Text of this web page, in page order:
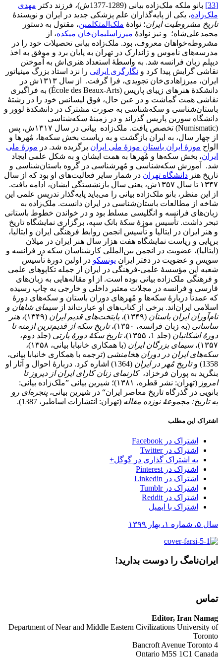
[33] بانو ملکه ملک‌زاده بیانی (1289-1377ش)، فرزند دکتر
مهدی
ملک‌زاده، یکی از پایه‌گذاران علم پزشکی جدید در ایران و نویسندۀ
تاریخ مشروطیت ایران؛ نوادۀ ملک‌المتکلمین، مقتول به دستور
محمدعلی‌شاه؛ و نیز نوادۀ میرزاسلیمان‌خان میکده، از
مشروطه‌خواهان معروف، بود. ملک‌زاده بیانی تحصیلات خود را در
مدرسه‌های ناموس و ژاندارک در تهران به پایان برد و موفق به اخذ
دیپلم زبان فرانسه شد. به واسطۀ استعداد هنری‌اش به آموختن
نقاشی گرایش پیدا کرد و نگارگری ایرانی را نزد استاد بزرگ مینیاتور
ایران، میرزاهادی‌خان تجویدی، فرا گرفت. از سال ۱۳۱۳ش در
دانشکدۀ هنرهای زیبای پاریس (École des Beaux-Arts) به فراگیری
نقاشی همت گماشت و در عین حال، فوق لیسانس خود را در رشتۀ
باستان‌شناسی و سکه‌شناسی به صورت مشترک در دانشکدۀ لوور و
دانشگاه سوربن پاریس گذراند و در زمینۀ سکه‌شناسی
(Numismatic) تخصص یافت. ملک‌زاده بیانی در سال ۱۳۱۷ش، پس
از چهار سال، به ایران بازگشت و به ریاست بخش سکه‌ها، مُهرها و
الواح موزۀ ایران باستانِ موزۀ ملی ایران برگزیده شد. در موزۀ ملی
ایران، بخش سکه‌ها و مُهرها به همت ایشان و به شکل علمی ایجاد
شد. آموزش سکه‌شناسی و مُهرشناسی در گروه باستان‌شناسی و
تاریخ هنر دانشگاه تهران در شمار سایر فعالیت‌های او بود که از سال
۱۳۴۷ تا سال ۱۳۵۷ش، یعنی سال بازنشستگی ایشان، ادامه یافت.
از این منظر، بانو ملک‌زاده بیانی را می‌باید پایه‌گذار تدریس علمی این
شاخه از مطالعات باستان‌شناسی در ایران دانست. ملک‌زاده به
زبان‌های فرانسه و انگلیسی مسلط بود و در خواندن خطوط باستانى
تبحر داشت. تأسیس موزۀ سکۀ بانک سپه، برگزاری نمایشگاه تاریخ
و هنر ایران در ایتالیا و تأسیس انجمن روابط فرهنگی ایران و ایتالیا،
برپایی و ریاست نمایشگاه هفت هزار سال هنر ایران در میلان
(ایتالیا)، عضویت در انجمن بین‌المللی کارشناسان سکه در فرانسه و
سویس و عضویت در دفتر ایران یونسکو در اولین دورۀ تأسیس
شعبه این مؤسسۀ علمی-فرهنگی در ایران از جمله تکاپوهای علمی
و فرهنگی ملک‌زاده بیانی بوده است. از او مقاله‌هایی به زبان‌های
فارسی و فرانسه در مجلات معتبر داخلی و خارجی به چاپ رسیده
که عمدتاً دربارۀ سکه‌ها و مُهرهای دوران باستان و سکه‌های دورۀ
اسلامی ایران‌اند. برخی از کتاب‌های او عبارت‌اند ازسیمای شاهان و
نامآوران ایران باستان (۱۳۴۹)، پایتخت‌های قدیم ایران (۱۳۴۹)،
هنر
ساسانی (به زبان فرانسه، ۱۳۵۰)،
تاریخ سکه از قدیم‌ترین ازمنه تا
دورۀ اشکانیان (جلد 1، ۱۳۵۵)، تاریخ سکۀ دورۀ پارتی (جلد دوم،
۱۳۵۷)،
سیمای بزرگان ایران (با همکاری خانبابا بیانی، ۱۳۵۸)،
سکه‌های ایران در دوران هخامنشی (ترجمه با همکاری خانبابا بیانی،
1358) و
تاریخ مُهر در ایران
(۱364) اشاره کرد. دربارۀ احوال و آثار او
بنگرید به پوران فرخزاد،کارنمای زنان کارای ایران از دیروز تا
امروز
(تهران: نشر قطره، ۱۳۸۱)؛ شیرین بیانی ”ملک‌زاده بیانی:
بانویی در گذرگاه تاریخ معاصر ایران“ در شیرین بیانی،پنجره‌ای رو
به تاریخ: مجموعۀ نوزده مقاله (تهران: انتشارات اساطیر، 1387).
اشتراک این مطلب
اشتراک در Facebook
اشتراک در Twitter
به اشتراک گذاری در گوگل+
اشتراک در Pinterest
اشتراک در Linkedin
اشتراک در Tumblr
اشتراک در Reddit
اشتراک با ایمیل
سال ۵، شماره ۱، بهار ۱۳۹۹
ایران‌نامگ‎ را دوست بدارید!
تماس
Editor, Iran Namag
Department of Near and Middle Eastern Civilizations University of
Toronto
4 Bancroft Avenue Toronto
Ontario M5S 1C1 Canada